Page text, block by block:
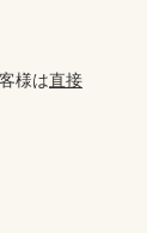
様は直接